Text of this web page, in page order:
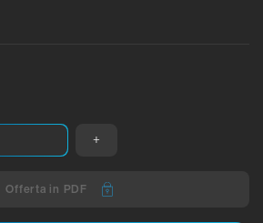
+
Offerta in PDF